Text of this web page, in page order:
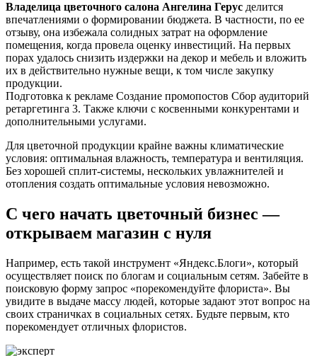
Владелица цветочного салона Ангелина Герус делится
впечатлениями о формировании бюджета. В частности, по ее
отзыву, она избежала солидных затрат на оформление
помещения, когда провела оценку инвестиций. На первых
порах удалось снизить издержки на декор и мебель и вложить
их в действительно нужные вещи, к том числе закупку
продукции.
Подготовка к рекламе Создание промопостов Сбор аудиторий
ретаргетинга 3. Также ключи с косвенными конкурентами и
дополнительными услугами.
Для цветочной продукции крайне важны климатические
условия: оптимальная влажность, температура и вентиляция.
Без хорошей сплит-системы, нескольких увлажнителей и
отопления создать оптимальные условия невозможно.
С чего начать цветочный бизнес —
открываем магазин с нуля
Например, есть такой инструмент «Яндекс.Блоги», который
осуществляет поиск по блогам и социальным сетям. Забейте в
поисковую форму запрос «порекомендуйте флориста». Вы
увидите в выдаче массу людей, которые задают этот вопрос на
своих страничках в социальных сетях. Будьте первым, кто
порекомендует отличных флористов.